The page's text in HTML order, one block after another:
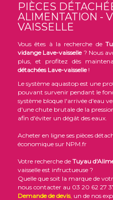
PIÈCES
ALIMENTATION -
VAISSELLE
Vous êtes à la recherche de
vidange Lave-vaisselle? Nous
plus, et profitez dès
détachées Lave-vaisselle!
Le système aquastop est une
pouvant survenir pendant le
système bloque l'arrivée d'eau
d'une chute brutale de la
afin d'éviter un dégât des eaux.
Acheter en ligne ses pièces
économique sur NPM.fr
Votre recherche de Tuyau
vaisselle est infructueuse ?
Quelle que soit la marque de
nous contacter au 03 20 62 27
Demande de devis, un de nos